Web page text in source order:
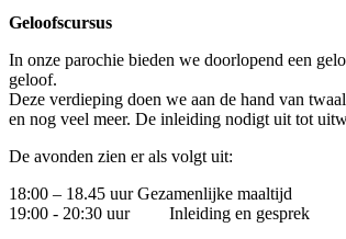
Geloofscursus
In onze parochie bieden we doorlopend een
geloof.
Deze verdieping doen we aan de hand van
en nog veel meer. De inleiding nodigt uit tot
De avonden zien er als volgt uit:
18:00 – 18.45 uur Gezamenlijke maaltijd
19:00 - 20:30 uur Inleiding en gesprek